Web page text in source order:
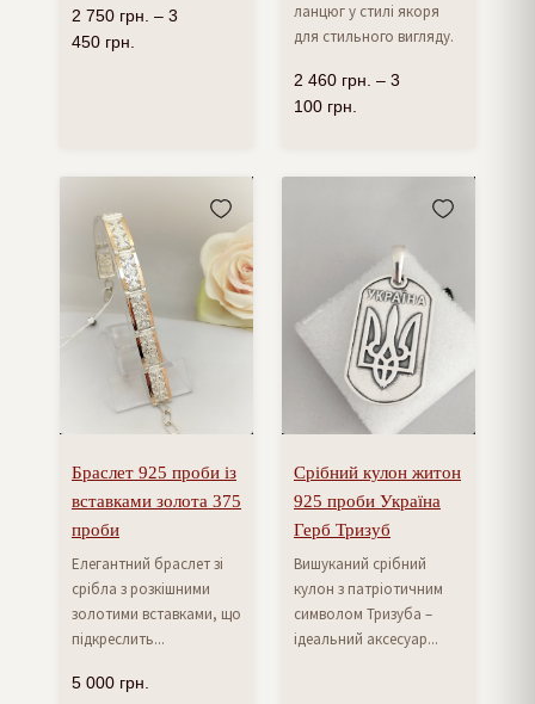
2 750 грн. – 3
450 грн.
ланцюг у стилі якоря
для стильного вигляду.
2 460 грн. – 3
100 грн.
Браслет 925 проби із
вставками золота 375
проби
Елегантний браслет зі
срібла з розкішними
золотими вставками, що
підкреслить...
5 000 грн.
Срібний кулон житон
925 проби Україна
Герб Тризуб
Вишуканий срібний
кулон з патріотичним
символом Тризуба –
ідеальний аксесуар...